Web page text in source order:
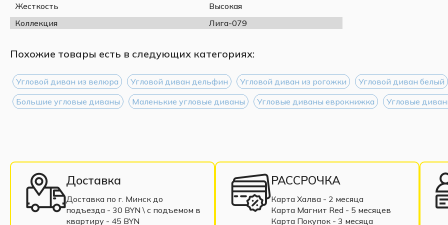
Жесткость
Высокая
Коллекция
Лига-079
Похожие товары есть в следующих категориях:
Угловой диван из велюра Угловой диван дельфин Угловой диван из рогожки Угловой диван белый
Большие угловые диваны
Маленькие угловые диваны Угловые диваны еврокнижка Угловые
Доставка
Доставка по г. Минск до
подъезда - 30 BYN \ c подъемом в
квартиру - 45 BYN
РАССРОЧКА
Карта Халва - 2 месяца
Карта Магнит Red - 5 месяцев
Карта Покупок - 3 месяца